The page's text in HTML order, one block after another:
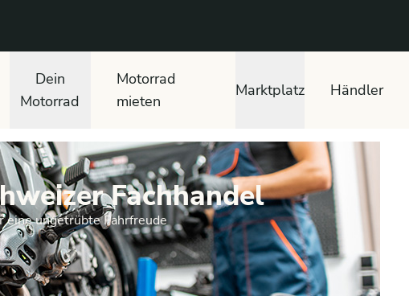
Dein
Motorrad
Motorrad
mieten
Marktplatz Händler
Fachhandel
eine ungetrübte Fahrfreude